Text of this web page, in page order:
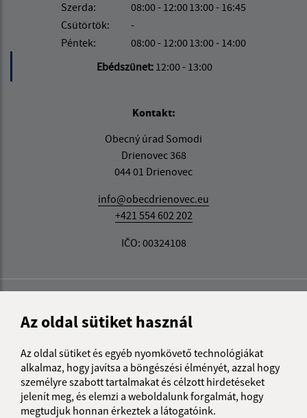
Az oldal sütiket használ
Az oldal sütiket és egyéb nyomkövető technológiákat
alkalmaz, hogy javítsa a böngészési élményét, azzal hogy
személyre szabott tartalmakat és célzott hirdetéseket
jelenít meg, és elemzi a weboldalunk forgalmát, hogy
megtudjuk honnan érkeztek a látogatóink.
Szerda:
08:00 - 12:0013:00 - 16:45
Csütörtök:
-
Péntek:
08:00 - 12:0013:00 - 14:00
Ebédszünet: 12:00 - 13:00
Kontakt:
Obecný úrad Somodi
Drienovec 368
044 01 Drienovec
info@obecdrienovec.eu
+421 554 602 202
IČO: 00324108